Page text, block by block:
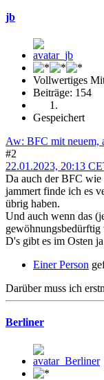
jb
Vollwertiges
Beiträge: 154
Gespeichert
Aw: BFC mit neuem,
#2
22.01.2023, 20:13
Da auch der BFC wie
jammert finde ich es
übrig haben.
Und auch wenn das
D's gibt es im Osten
Einer Person
Darüber muss ich
Berliner